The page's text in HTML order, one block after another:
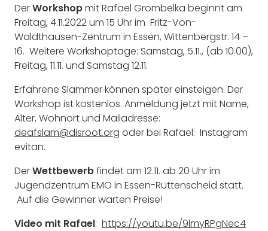
DerWorkshopmit Rafael Grombelka beginnt am
Freitag, 4.11.2022 um 15 Uhr im Fritz-Von-
Waldthausen-Zentrum in Essen, Wittenbergstr. 14 –
16. Weitere Workshoptage: Samstag, 5.11., (ab 10.00),
Freitag, 11.11. und Samstag 12.11.
Erfahrene Slammer können später einsteigen. Der
Workshop ist kostenlos. Anmeldung jetzt mit Name,
Alter, Wohnort und Mailadresse:
deafslam@disroot.org oder bei Rafael: Instagram
evitan.
DerWettbewerbfindet am 12.11. ab 20 Uhr im
Jugendzentrum EMO in Essen-Rüttenscheid statt.
Auf die Gewinner warten Preise!
Video mit Rafael: https://youtu.be/9lmyRPgNec4